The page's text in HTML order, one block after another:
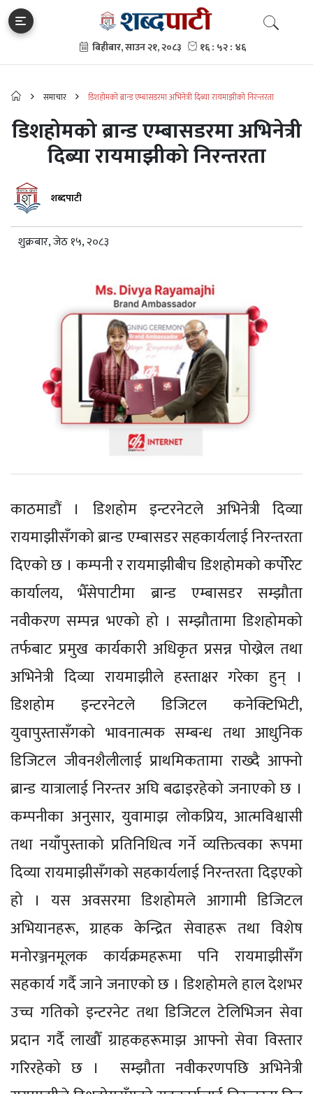
समाचार डिशहोमको ब्रान्ड एम्बासडरमा अभिनेत्री दिब्या रायमाझीको निरन्तरता
डिशहोमको ब्रान्ड एम्बासडरमा अभिनेत्री
दिब्या रायमाझीको निरन्तरता
शब्दपाटी
शुक्रबार, जेठ १५, २०८३
काठमाडौं । डिशहोम इन्टरनेटले अभिनेत्री दिव्या
रायमाझीसँगको ब्रान्ड एम्बासडर सहकार्यलाई निरन्तरता
दिएको छ । कम्पनी र रायमाझीबीच डिशहोमको कर्पोरेट
कार्यालय, भैँसेपाटीमा ब्रान्ड एम्बासडर सम्झौता
नवीकरण सम्पन्न भएको हो । सम्झौतामा डिशहोमको
तर्फबाट प्रमुख कार्यकारी अधिकृत प्रसन्न पोख्रेल तथा
अभिनेत्री दिव्या रायमाझीले हस्ताक्षर गरेका हुन् ।
डिशहोम इन्टरनेटले डिजिटल कनेक्टिभिटी,
युवापुस्तासँगको भावनात्मक सम्बन्ध तथा आधुनिक
डिजिटल जीवनशैलीलाई प्राथमिकतामा राख्दै आफ्नो
ब्रान्ड यात्रालाई निरन्तर अघि बढाइरहेको जनाएको छ ।
कम्पनीका अनुसार, युवामाझ लोकप्रिय, आत्मविश्वासी
तथा नयाँपुस्ताको प्रतिनिधित्व गर्ने व्यक्तित्वका रूपमा
दिव्या रायमाझीसँगको सहकार्यलाई निरन्तरता दिइएको
हो । यस अवसरमा डिशहोमले आगामी डिजिटल
अभियानहरू, ग्राहक केन्द्रित सेवाहरू तथा विशेष
मनोरञ्जनमूलक कार्यक्रमहरूमा पनि रायमाझीसँग
सहकार्य गर्दै जाने जनाएको छ । डिशहोमले हाल देशभर
उच्च गतिको इन्टरनेट तथा डिजिटल टेलिभिजन सेवा
प्रदान गर्दै लाखौँ ग्राहकहरूमाझ आफ्नो सेवा विस्तार
गरिरहेको छ । सम्झौता नवीकरणपछि अभिनेत्री